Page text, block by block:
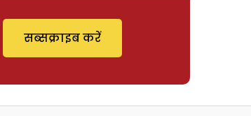
सब्सक्राइब करें